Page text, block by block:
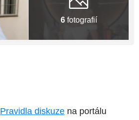
6fotografií
Pravidla diskuze na portálu